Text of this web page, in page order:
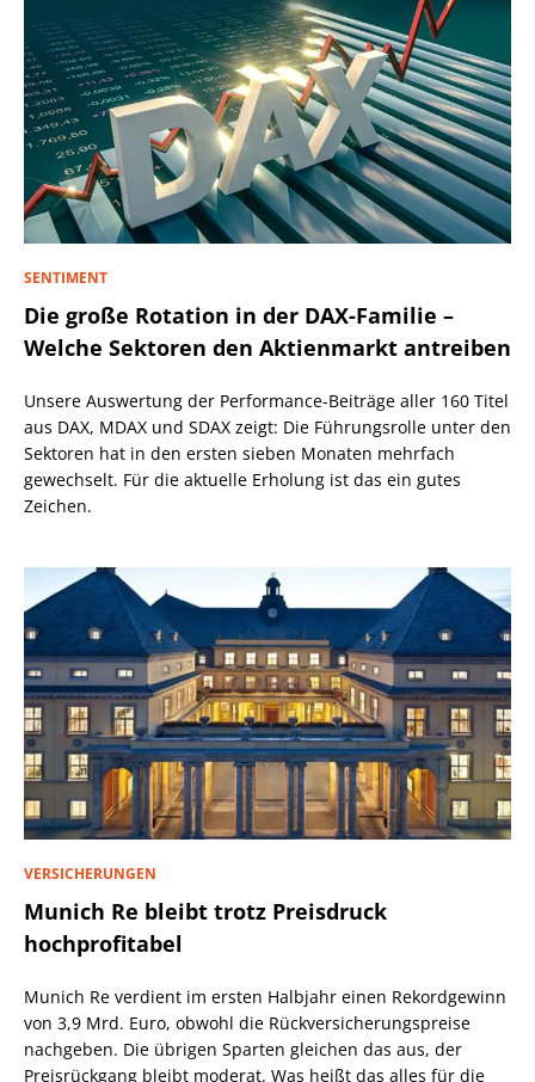
SENTIMENT
Die große Rotation in der DAX-Familie –
Welche Sektoren den Aktienmarkt antreiben
Unsere Auswertung der Performance-Beiträge aller 160 Titel
aus DAX, MDAX und SDAX zeigt: Die Führungsrolle unter den
Sektoren hat in den ersten sieben Monaten mehrfach
gewechselt. Für die aktuelle Erholung ist das ein gutes
Zeichen.
VERSICHERUNGEN
Munich Re bleibt trotz Preisdruck
hochprofitabel
Munich Re verdient im ersten Halbjahr einen Rekordgewinn
von 3,9 Mrd. Euro, obwohl die Rückversicherungspreise
nachgeben. Die übrigen Sparten gleichen das aus, der
Preisrückgang bleibt moderat. Was heißt das alles für die